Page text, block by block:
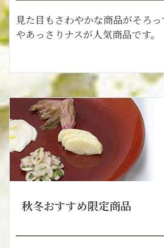
見た目もさわやかな商品がそろ
やあっさりナスが人気商品です。
秋冬おすすめ限定商品